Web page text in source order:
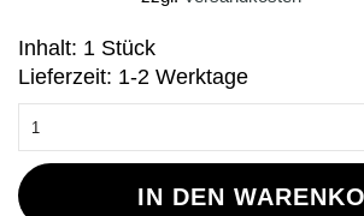
Inhalt: 1 Stück
Lieferzeit: 1-2 Werktage